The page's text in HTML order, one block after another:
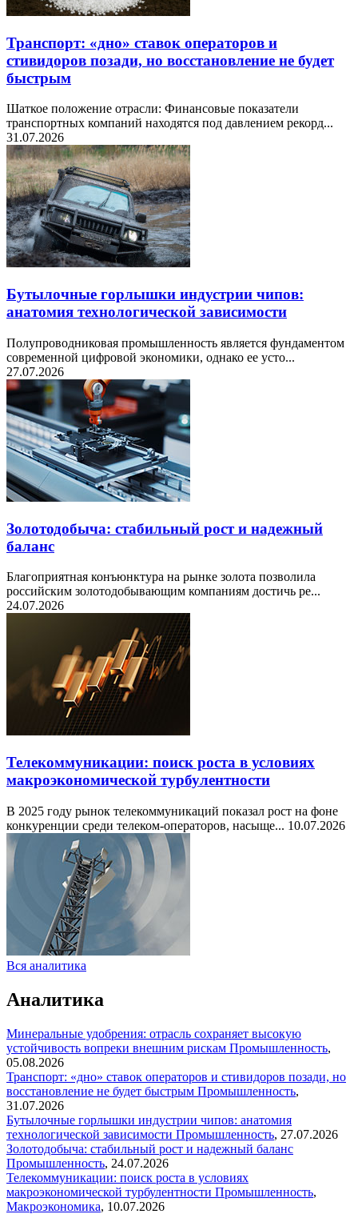
Транспорт: «дно» ставок операторов и
стивидоров позади, но восстановление не будет
быстрым
Шаткое положение отрасли: Финансовые показатели
транспортных компаний находятся под давлением рекорд...
31.07.2026
Бутылочные горлышки индустрии чипов:
анатомия технологической зависимости
Полупроводниковая промышленность является фундаментом
современной цифровой экономики, однако ее усто...
27.07.2026
Золотодобыча: стабильный рост и надежный
баланс
Благоприятная конъюнктура на рынке золота позволила
российским золотодобывающим компаниям достичь ре...
24.07.2026
Телекоммуникации: поиск роста в условиях
макроэкономической турбулентности
В 2025 году рынок телекоммуникаций показал рост на фоне
конкуренции среди телеком-операторов, насыще... 10.07.2026
Вся аналитика
Аналитика
Минеральные удобрения: отрасль сохраняет высокую
устойчивость вопреки внешним рискам Промышленность,
05.08.2026
Транспорт: «дно» ставок операторов и стивидоров позади, но
восстановление не будет быстрым Промышленность,
31.07.2026
Бутылочные горлышки индустрии чипов: анатомия
технологической зависимости Промышленность, 27.07.2026
Золотодобыча: стабильный рост и надежный баланс
Промышленность, 24.07.2026
Телекоммуникации: поиск роста в условиях
макроэкономической турбулентности Промышленность,
Макроэкономика, 10.07.2026